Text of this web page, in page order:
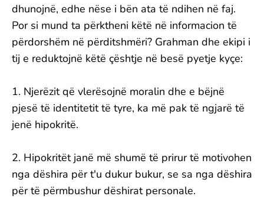
dhunojnë, edhe nëse i bën ata të ndihen në faj.
Por si mund ta përktheni këtë në informacion të
përdorshëm në përditshmëri? Grahman dhe ekipi i
tij e reduktojnë këtë çështje në besë pyetje kyçe:
1. Njerëzit që vlerësojnë moralin dhe e bëjnë
pjesë të identitetit të tyre, ka më pak të ngjarë të
jenë hipokritë.
2. Hipokritët janë më shumë të prirur të motivohen
nga dëshira për t'u dukur bukur, se sa nga dëshira
për të përmbushur dëshirat personale.